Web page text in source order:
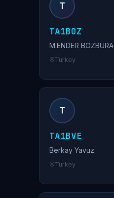
T
TA1BOZ
M.ENDER BOZBURA
Turkey
T
TA1BVE
Berkay Yavuz
Turkey